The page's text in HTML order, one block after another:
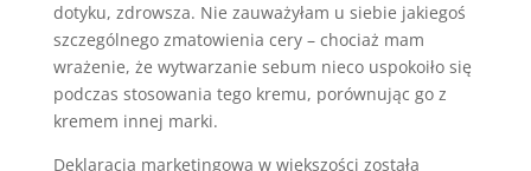
dotyku, zdrowsza. Nie zauważyłam u siebie jakiegoś
szczególnego zmatowienia cery – chociaż mam
wrażenie, że wytwarzanie sebum nieco uspokoiło się
podczas stosowania tego kremu, porównując go z
kremem innej marki.
Deklaracja marketingowa w większości została